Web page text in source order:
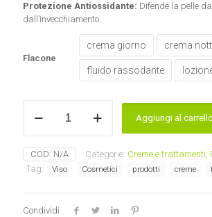
Protezione Antiossidante: Difende la pelle
dall’invecchiamento.
Flacone
crema giorno crema
fluido rassodante
Absolute
viso
Borlind
quantità
Aggiungi al carrello
COD: N/A Categorie: Creme e trattamenti,
Tag:
Viso Cosmetici prodotti creme
Condividi